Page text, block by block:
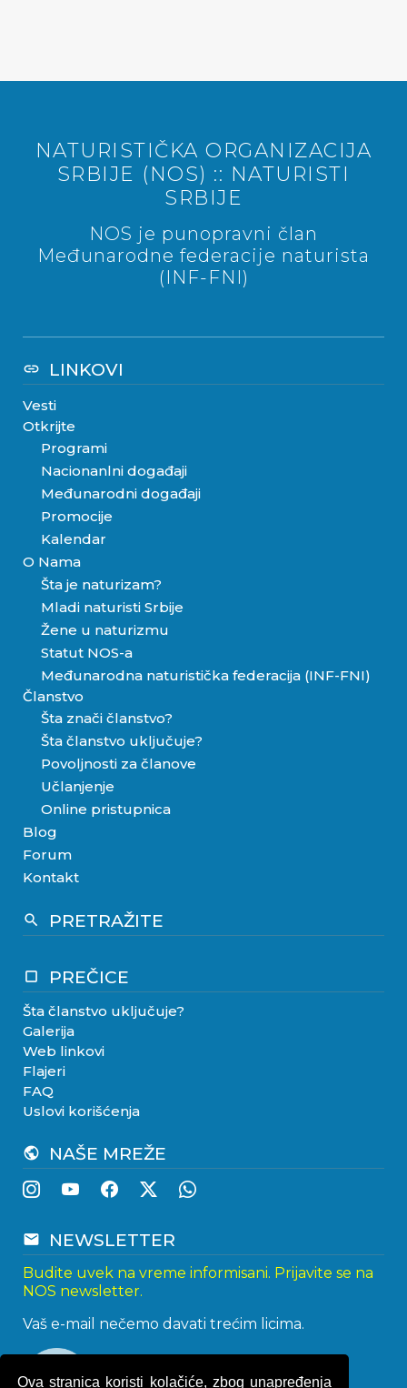
Ova stranica koristi kolačiće, zbog unapređenja
NATURISTIČKA ORGANIZACIJA
SRBIJE (NOS) :: NATURISTI
SRBIJE
NOS je punopravni član
Međunarodne federacije naturista
(INF-FNI)
link LINKOVI
Vesti
Otkrijte
Programi
Nacionanlni događaji
Međunarodni događaji
Promocije
Kalendar
O Nama
Šta je naturizam?
Mladi naturisti Srbije
Žene u naturizmu
Statut NOS-a
Međunarodna naturistička federacija (INF-FNI)
Članstvo
Šta znači članstvo?
Šta članstvo uključuje?
Povoljnosti za članove
Učlanjenje
Online pristupnica
Blog
Forum
Kontakt
search PRETRAŽITE
crop_square PREČICE
Šta članstvo uključuje?
Galerija
Web linkovi
Flajeri
FAQ
Uslovi korišćenja
public NAŠE MREŽE
email NEWSLETTER
Budite uvek na vreme informisani. Prijavite se na
NOS newsletter.
Vaš e-mail nečemo davati trećim licima.